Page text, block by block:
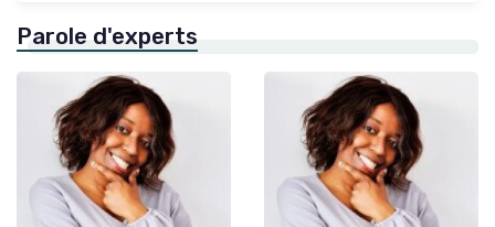
Parole d'experts